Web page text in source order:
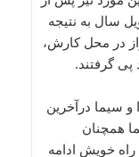
سال به نتیجه
در محل كارش،
گرفتند.
سیما درآخرین
همچنان
راه خویش ادامه